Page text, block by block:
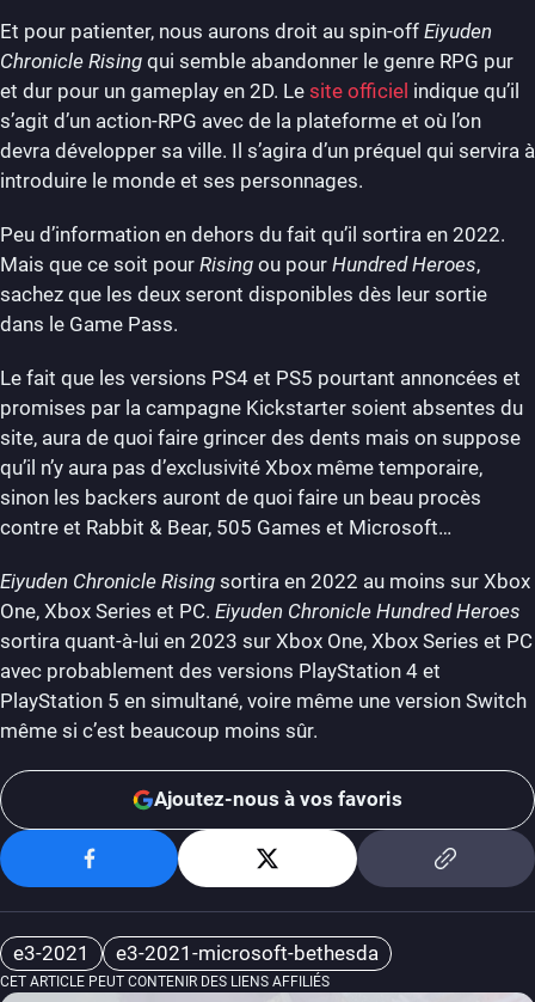
Et pour patienter, nous aurons droit au spin-off Eiyuden
Chronicle Rising qui semble abandonner le genre RPG pur
et dur pour un gameplay en 2D. Le site officiel indique qu’il
s’agit d’un action-RPG avec de la plateforme et où l’on
devra développer sa ville. Il s’agira d’un préquel qui servira à
introduire le monde et ses personnages.
Peu d’information en dehors du fait qu’il sortira en 2022.
Mais que ce soit pour Rising ou pour Hundred Heroes,
sachez que les deux seront disponibles dès leur sortie
dans le Game Pass.
Le fait que les versions PS4 et PS5 pourtant annoncées et
promises par la campagne Kickstarter soient absentes du
site, aura de quoi faire grincer des dents mais on suppose
qu’il n’y aura pas d’exclusivité Xbox même temporaire,
sinon les backers auront de quoi faire un beau procès
contre et Rabbit & Bear, 505 Games et Microsoft…
Eiyuden Chronicle Rising sortira en 2022 au moins sur Xbox
One, Xbox Series et PC. Eiyuden Chronicle Hundred Heroes
sortira quant-à-lui en 2023 sur Xbox One, Xbox Series et PC
avec probablement des versions PlayStation 4 et
PlayStation 5 en simultané, voire même une version Switch
même si c’est beaucoup moins sûr.
Ajoutez-nous à vos favoris
e3-2021 e3-2021-microsoft-bethesda
CET ARTICLE PEUT CONTENIR DES LIENS AFFILIÉS